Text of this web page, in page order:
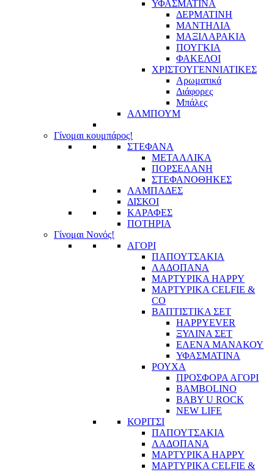
ΥΦΑΣΜΑΤΙΝA
ΔΕΡΜΑΤΙΝΗ
ΜΑΝΤΗΛΙΑ
ΜΑΞΙΛΑΡΑΚΙΑ
ΠΟΥΓΚΙΑ
ΦΑΚΕΛΟΙ
ΧΡΙΣΤΟΥΓΕΝΝΙΑΤΙΚΕΣ
Αρωματικά
Διάφορες
Μπάλες
ΑΛΜΠΟΥΜ
Γίνομαι κουμπάρος!
ΣΤΕΦΑΝΑ
ΜΕΤΑΛΛΙΚΑ
ΠΟΡΣΕΛΑΝΗ
ΣΤΕΦΑΝΟΘΗΚΕΣ
ΛΑΜΠΑΔΕΣ
ΔΙΣΚΟΙ
ΚΑΡΑΦΕΣ
ΠΟΤΗΡΙΑ
Γίνομαι Νονός!
ΑΓΟΡΙ
ΠΑΠΟΥΤΣΑΚΙΑ
ΛΑΔΟΠΑΝΑ
ΜΑΡΤΥΡΙΚΑ HAPPY
ΜΑΡΤΥΡΙΚΑ CELFIE &
CO
ΒΑΠΤΙΣΤΙΚΑ ΣΕΤ
HAPPYEVER
ΞΥΛΙΝΑ ΣΕΤ
ΕΛΕΝΑ ΜΑΝΑΚΟΥ
ΥΦΑΣΜΑΤΙΝΑ
ΡΟΥΧΑ
ΠΡΟΣΦΟΡΑ ΑΓΟΡΙ
BAMBOLINO
BABY U ROCK
NEW LIFE
ΚΟΡΙΤΣΙ
ΠΑΠΟΥΤΣΑΚΙΑ
ΛΑΔΟΠΑΝΑ
ΜΑΡΤΥΡΙΚΑ HAPPY
ΜΑΡΤΥΡΙΚΑ CELFIE &